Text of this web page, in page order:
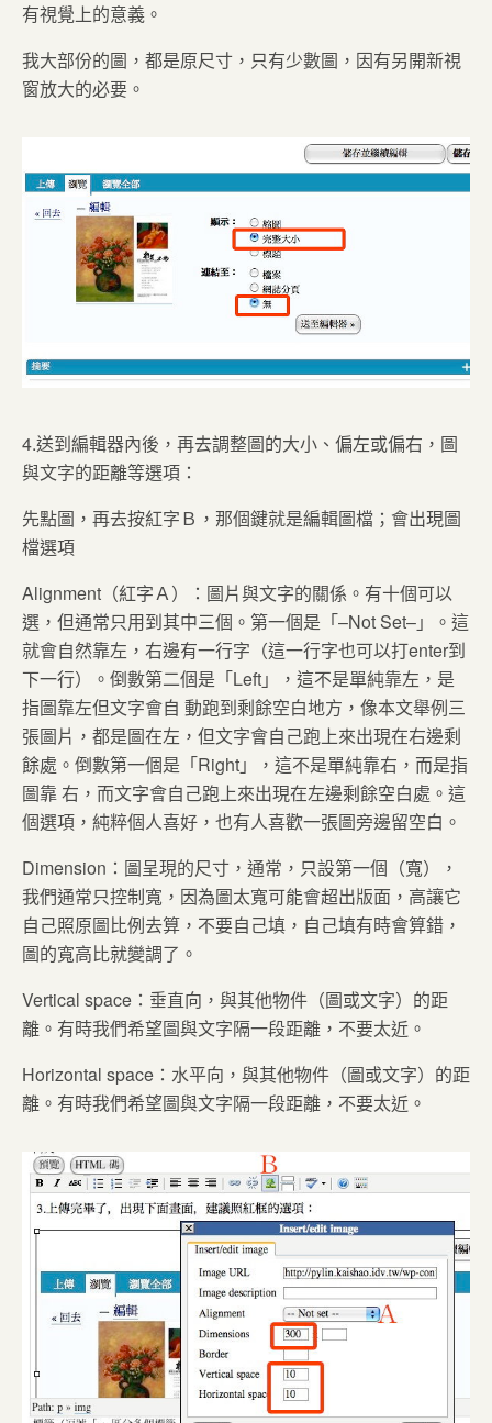
有視覺上的意義。
我大部份的圖，都是原尺寸，只有少數圖，因有另開新視
窗放大的必要。
4.送到編輯器內後，再去調整圖的大小、偏左或偏右，圖
與文字的距離等選項：
先點圖，再去按紅字Ｂ，那個鍵就是編輯圖檔；會出現圖
檔選項
Alignment（紅字Ａ）：圖片與文字的關係。有十個可以
選，但通常只用到其中三個。第一個是「–Not Set–」。這
就會自然靠左，右邊有一行字（這一行字也可以打enter到
下一行）。倒數第二個是「Left」，這不是單純靠左，是
指圖靠左但文字會自 動跑到剩餘空白地方，像本文舉例三
張圖片，都是圖在左，但文字會自己跑上來出現在右邊剩
餘處。倒數第一個是「Right」，這不是單純靠右，而是指
圖靠 右，而文字會自己跑上來出現在左邊剩餘空白處。這
個選項，純粹個人喜好，也有人喜歡一張圖旁邊留空白。
Dimension：圖呈現的尺寸，通常，只設第一個（寬），
我們通常只控制寬，因為圖太寬可能會超出版面，高讓它
自己照原圖比例去算，不要自己填，自己填有時會算錯，
圖的寬高比就變調了。
Vertical space：垂直向，與其他物件（圖或文字）的距
離。有時我們希望圖與文字隔一段距離，不要太近。
Horizontal space：水平向，與其他物件（圖或文字）的距
離。有時我們希望圖與文字隔一段距離，不要太近。